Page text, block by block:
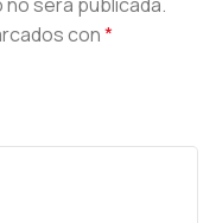
con*